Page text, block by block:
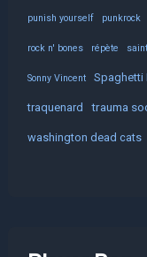
punish yourself punkrock
rock n' bones répète
Sonny Vincent Spaghetti
traquenard trauma
washington dead cats